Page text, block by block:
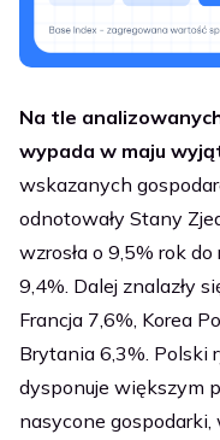
Na tle
wypada w maju
wskazanych
odnotowały Stany
wzrosła o 9,5% rok
9,4%. Dalej znalazły
Francja 7,6%, Korea
Brytania 6,3%. Polski
dysponuje większym
nasycone gospodarki,